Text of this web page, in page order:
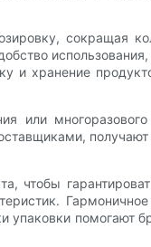
сокращая
и хранение
или
чтобы
помогают